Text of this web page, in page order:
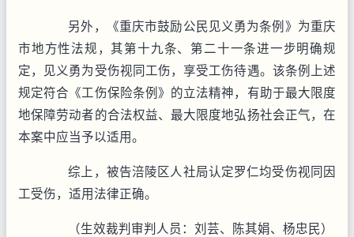
另外，《重庆市鼓励公民见义勇为条例》为重庆
市地方性法规，其第十九条、第二十一条进一步明确规
定，见义勇为受伤视同工伤，享受工伤待遇。该条例上述
规定符合《工伤保险条例》的立法精神，有助于最大限度
地保障劳动者的合法权益、最大限度地弘扬社会正气，在
本案中应当予以适用。
综上，被告涪陵区人社局认定罗仁均受伤视同因
工受伤，适用法律正确。
（生效裁判审判人员：刘芸、陈其娟、杨忠民）